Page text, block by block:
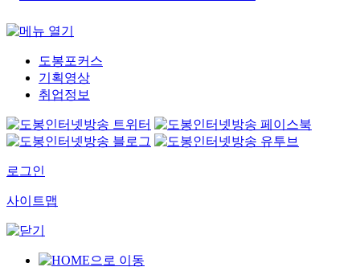
도봉포커스
기획영상
취업정보
로그인
사이트맵